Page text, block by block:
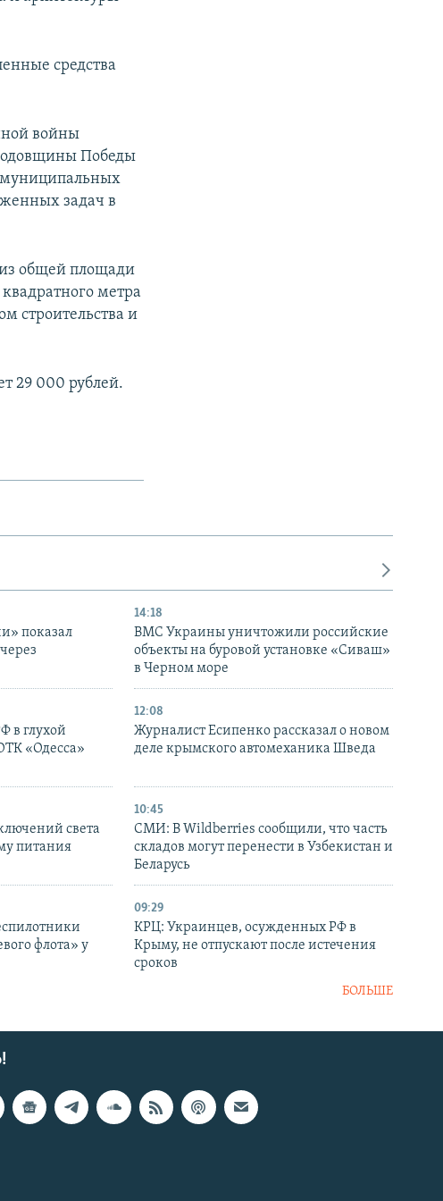
средства
войны
Победы
муниципальных
задач в
из общей площади
метра
строительства и
29 000 рублей.
показал
14:18
ВМС Украины уничтожили российские
объекты на буровой установке «Сиваш»
в Черном море
в глухой
«Одесса»
12:08
Журналист Есипенко рассказал о новом
деле крымского автомеханика Шведа
света
питания
10:45
СМИ: В Wildberries сообщили, что часть
складов могут перенести в Узбекистан и
Беларусь
флота» у
09:29
КРЦ: Украинцев, осужденных РФ в
Крыму, не отпускают после истечения
сроков
БОЛЬШЕ